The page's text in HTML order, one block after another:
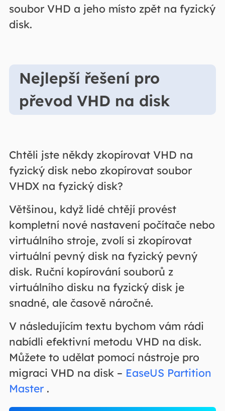
soubor VHD a jeho místo zpět na fyzický
disk.
Nejlepší řešení pro
převod VHD na disk
Chtěli jste někdy zkopírovat VHD na
fyzický disk nebo zkopírovat soubor
VHDX na fyzický disk?
Většinou, když lidé chtějí provést
kompletní nové nastavení počítače nebo
virtuálního stroje, zvolí si zkopírovat
virtuální pevný disk na fyzický pevný
disk. Ruční kopírování souborů z
virtuálního disku na fyzický disk je
snadné, ale časově náročné.
V následujícím textu bychom vám rádi
nabídli efektivní metodu VHD na disk.
Můžete to udělat pomocí nástroje pro
migraci VHD na disk – EaseUS Partition
Master.